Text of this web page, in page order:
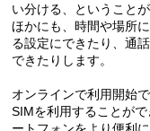
い分ける、ということ
ほかにも、時間や場所
る設定にできたり、通
できたりします。
オンラインで利用開始
SIMを利用することが